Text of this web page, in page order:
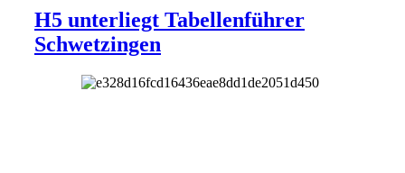
H5 unterliegt Tabellenführer
Schwetzingen